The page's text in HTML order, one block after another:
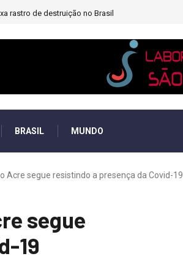
rastro de destruição no Brasil
BRASIL MUNDO
Acre segue resistindo a presença da Covid-19
segue
19